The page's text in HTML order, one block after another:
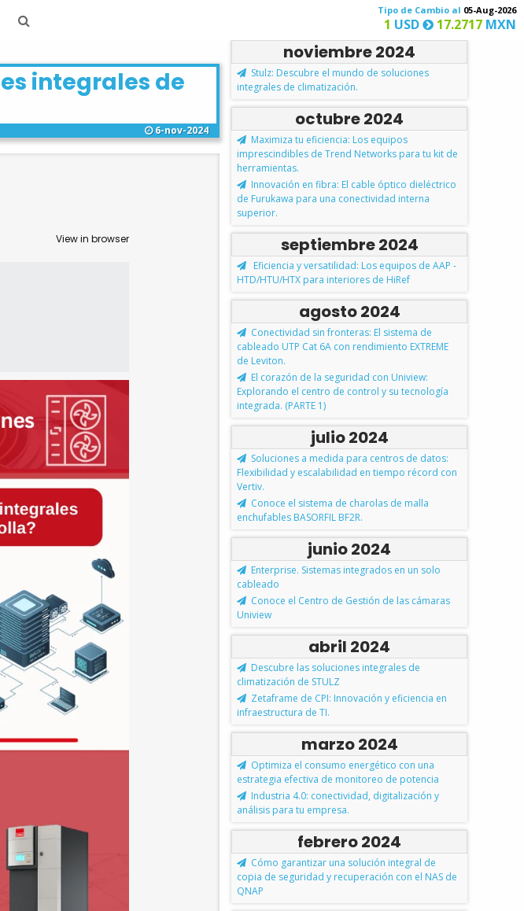
Tipo de Cambio al 05-Aug-2026
1 USD 17.2717 MXN
integrales de
6-nov-2024
View in browser
noviembre 2024
Stulz: Descubre el mundo de soluciones
integrales de climatización.
octubre 2024
Maximiza tu eficiencia: Los equipos
imprescindibles de Trend Networks para tu kit de
herramientas.
Innovación en fibra: El cable óptico dieléctrico
de Furukawa para una conectividad interna
superior.
septiembre 2024
Eficiencia y versatilidad: Los equipos de AAP -
HTD/HTU/HTX para interiores de HiRef
agosto 2024
Conectividad sin fronteras: El sistema de
cableado UTP Cat 6A con rendimiento EXTREME
de Leviton.
El corazón de la seguridad con Uniview:
Explorando el centro de control y su tecnología
integrada. (PARTE 1)
julio 2024
Soluciones a medida para centros de datos:
Flexibilidad y escalabilidad en tiempo récord con
Vertiv.
Conoce el sistema de charolas de malla
enchufables BASORFIL BF2R.
junio 2024
Enterprise. Sistemas integrados en un solo
cableado
Conoce el Centro de Gestión de las cámaras
Uniview
abril 2024
Descubre las soluciones integrales de
climatización de STULZ
Zetaframe de CPI: Innovación y eficiencia en
infraestructura de TI.
marzo 2024
Optimiza el consumo energético con una
estrategia efectiva de monitoreo de potencia
Industria 4.0: conectividad, digitalización y
análisis para tu empresa.
febrero 2024
Cómo garantizar una solución integral de
copia de seguridad y recuperación con el NAS de
QNAP